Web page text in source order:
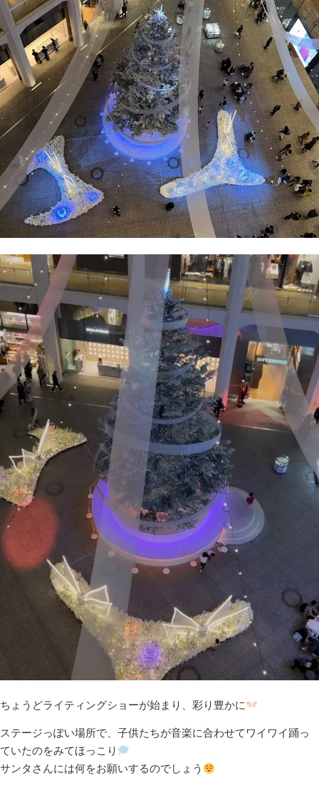
ちょうどライティングショーが始まり、彩り豊かに
ステージっぽい場所で、子供たちが音楽に合わせてワイワイ踊っ
ていたのをみてほっこり
サンタさんには何をお願いするのでしょう